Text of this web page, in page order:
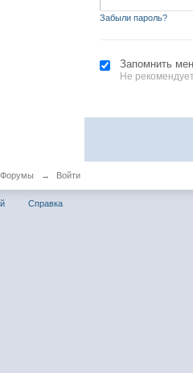
Забыли пароль?
Запомнить
Не
Форумы → Войти
Справка